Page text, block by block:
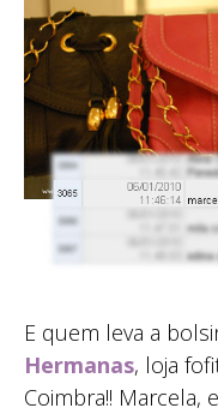
E quem leva a
Hermanas, loja
Coimbra!!